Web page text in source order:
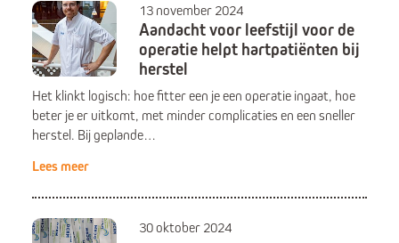
13 november 2024
Aandacht voor leefstijl voor de
operatie helpt hartpatiënten bij
herstel
Het klinkt logisch: hoe fitter een je een operatie ingaat, hoe
beter je er uitkomt, met minder complicaties en een sneller
herstel. Bij geplande…
Lees meer
30 oktober 2024